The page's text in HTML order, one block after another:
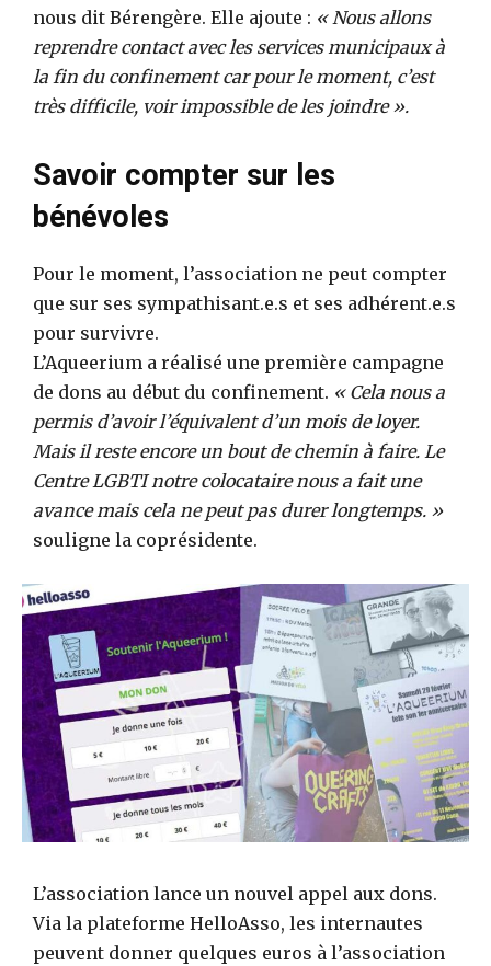
nous dit Bérengère. Elle ajoute : « Nous allons
reprendre contact avec les services municipaux à
la fin du confinement car pour le moment, c’est
très difficile, voir impossible de les joindre ».
Savoir compter sur les
bénévoles
Pour le moment, l’association ne peut compter
que sur ses sympathisant.e.s et ses adhérent.e.s
pour survivre.
L’Aqueerium a réalisé une première campagne
de dons au début du confinement. « Cela nous a
permis d’avoir l’équivalent d’un mois de loyer.
Mais il reste encore un bout de chemin à faire. Le
Centre LGBTI notre colocataire nous a fait une
avance mais cela ne peut pas durer longtemps. »
souligne la coprésidente.
L’association lance un nouvel appel aux dons.
Via la plateforme HelloAsso, les internautes
peuvent donner quelques euros à l’association